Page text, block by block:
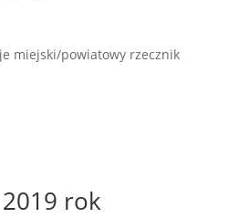
miejski/powiatowy rzecznik
rok